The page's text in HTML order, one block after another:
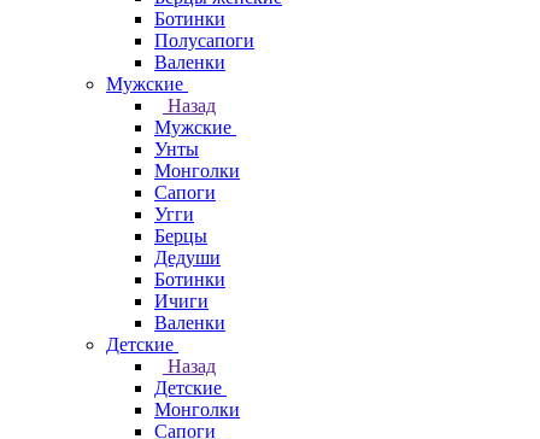
Ботинки
Полусапоги
Валенки
Мужские
Назад
Мужские
Унты
Монголки
Сапоги
Угги
Берцы
Дедуши
Ботинки
Ичиги
Валенки
Детские
Назад
Детские
Монголки
Сапоги